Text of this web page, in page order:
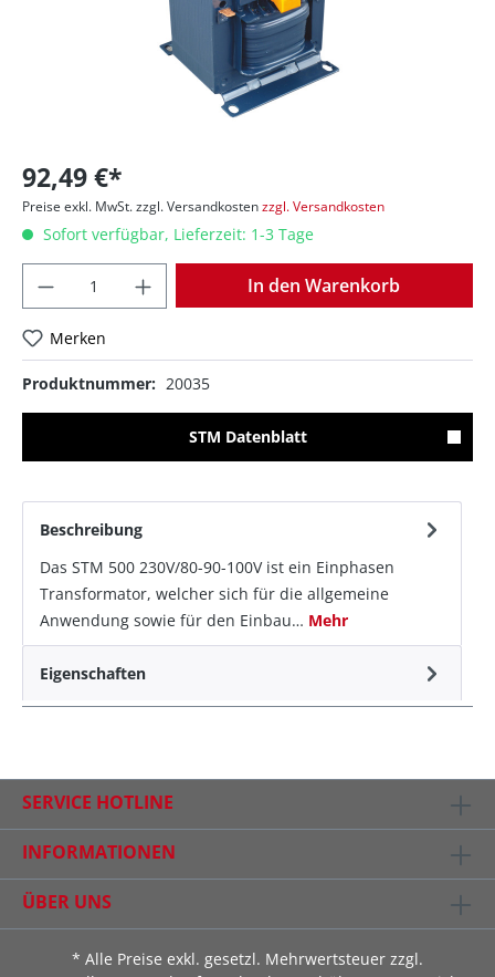
92,49 €*
Preise exkl. MwSt. zzgl. Versandkostenzzgl. Versandkosten
Sofort verfügbar, Lieferzeit: 1-3 Tage
In den Warenkorb
Merken
Produktnummer: 20035
STM Datenblatt
Beschreibung
Das STM 500 230V/80-90-100V ist ein Einphasen
Transformator, welcher sich für die allgemeine
Anwendung sowie für den Einbau… Mehr
Eigenschaften
SERVICE HOTLINE
INFORMATIONEN
ÜBER UNS
* Alle Preise exkl. gesetzl. Mehrwertsteuer zzgl.